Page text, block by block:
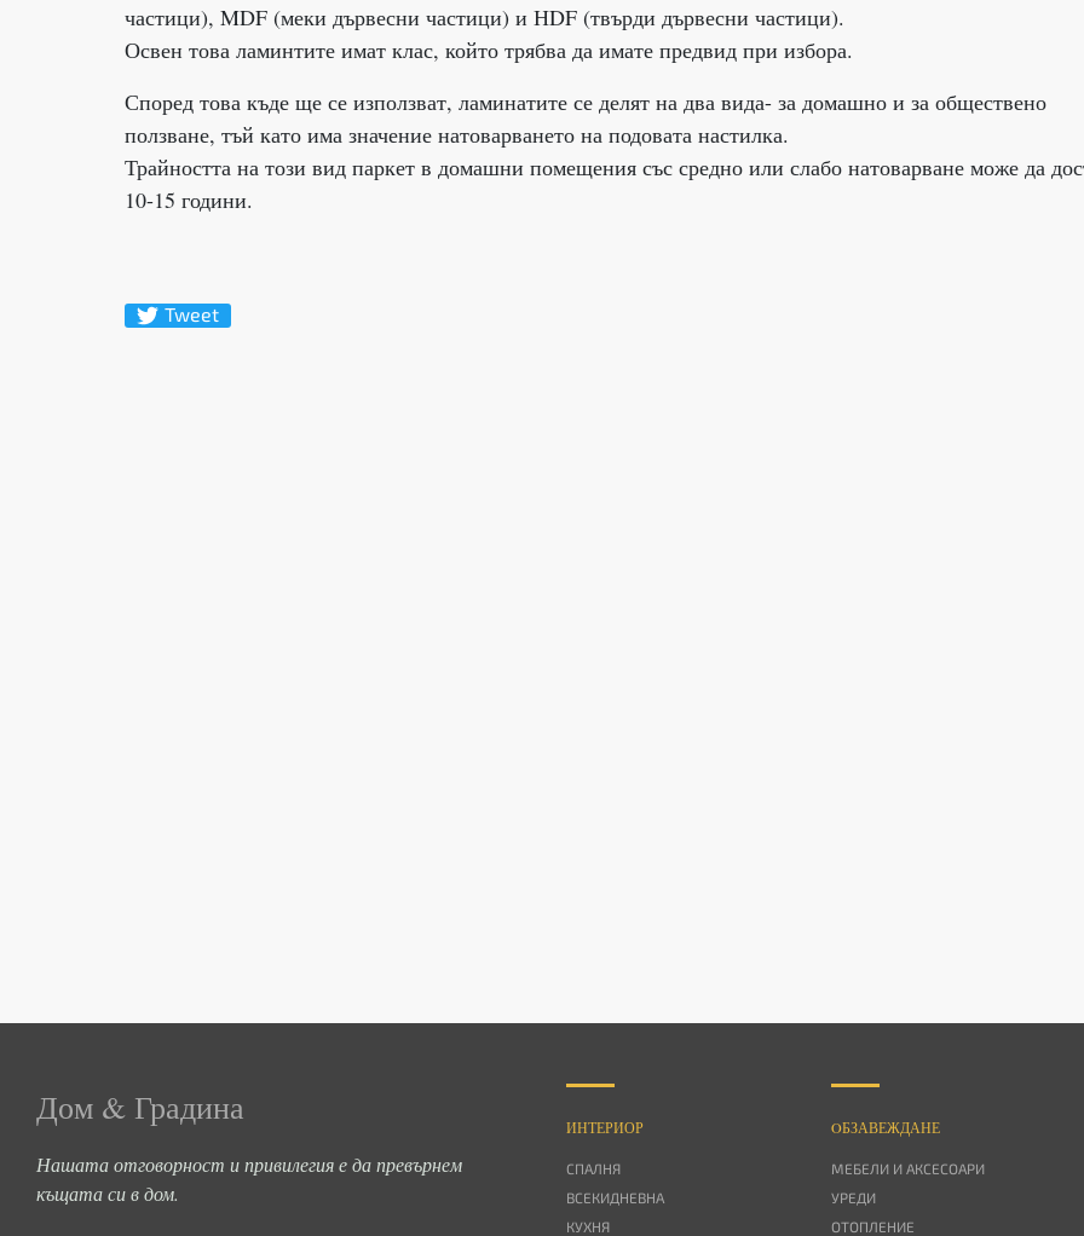
частици), MDF (меки дървесни частици) и НDF (твърди дървесни частици).
Освен това ламинтите имат клас, който трябва да имате предвид при избора.
Според това къде ще се използват, ламинатите се делят на два вида- за домашно и за обществено
ползване, тъй като има значение натоварването на подовата настилка.
Трайността на този вид паркет в домашни помещения със средно или слабо натоварване може да
10-15 години.
Tweet
Дом & Градина
Нашата отговорност и привилегия е да превърнем
къщата си в дом.
ИНТЕРИОР
СПАЛНЯ
ВСЕКИДНЕВНА
КУХНЯ
OБЗАВЕЖДАНЕ
МЕБЕЛИ И АКСЕСОАРИ
УРЕДИ
ОТОПЛЕНИЕ